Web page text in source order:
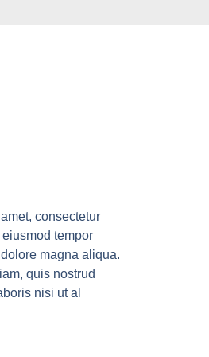
consectetur
tempor
magna aliqua.
quis nostrud
nisi ut al